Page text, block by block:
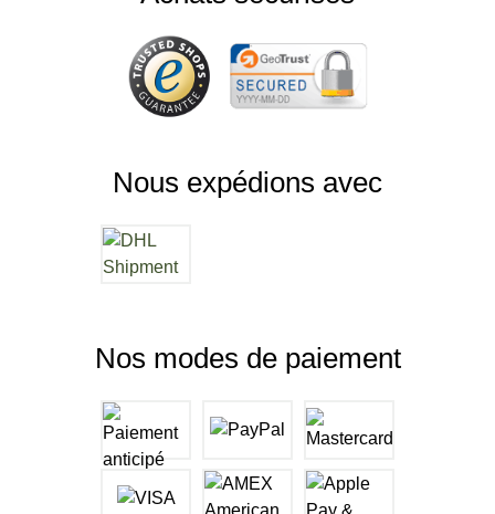
Nous expédions avec
Nos modes de paiement